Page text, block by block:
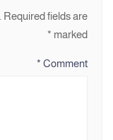
Required fields are
marked
*
Comment
*